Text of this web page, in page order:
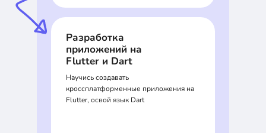
Разработка
приложений на
Flutter и Dart
Научись создавать
кроссплатформенные приложения на
Flutter, освой язык Dart